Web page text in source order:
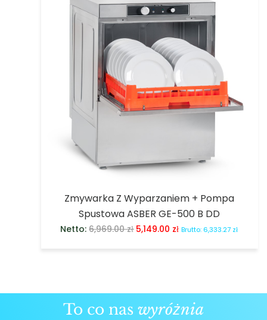
Zmywarka Z Wyparzaniem + Pompa
Spustowa ASBER GE-500 B DD
Netto:6,969.00zł 5,149.00 zł Brutto: 6,333.27 zł
To co nas wyróżnia